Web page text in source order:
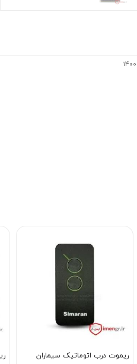
ریموت درب اتوماتیک سیماران